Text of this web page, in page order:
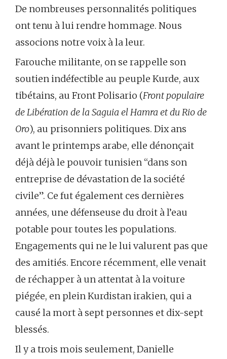
De nombreuses personnalités politiques
ont tenu à lui rendre hommage. Nous
associons notre voix à la leur.
Farouche militante, on se rappelle son
soutien indéfectible au peuple Kurde, aux
tibétains, au Front Polisario (Front populaire
de Libération de la Saguia el Hamra et du Rio de
Oro), au prisonniers politiques. Dix ans
avant le printemps arabe, elle dénonçait
déjà déjà le pouvoir tunisien “dans son
entreprise de dévastation de la société
civile”. Ce fut également ces dernières
années, une défenseuse du droit à l’eau
potable pour toutes les populations.
Engagements qui ne le lui valurent pas que
des amitiés. Encore récemment, elle venait
de réchapper à un attentat à la voiture
piégée, en plein Kurdistan irakien, qui a
causé la mort à sept personnes et dix-sept
blessés.
Il y a trois mois seulement, Danielle